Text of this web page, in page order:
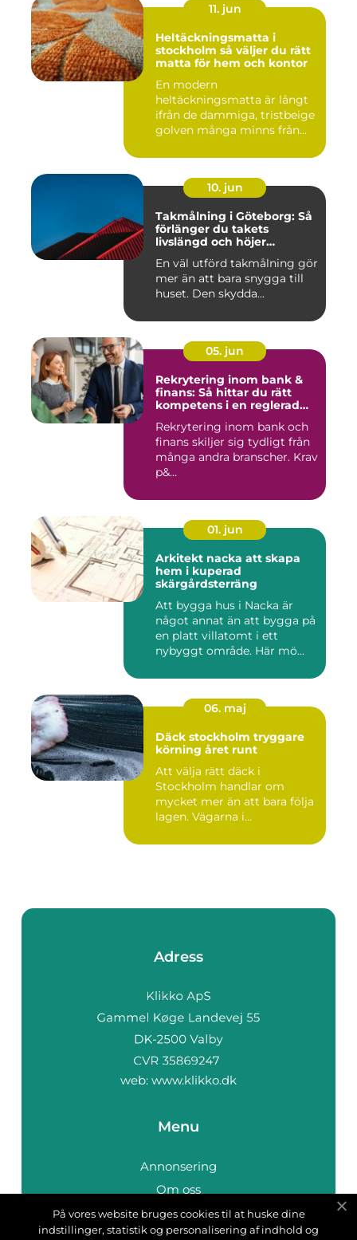
11. jun
Heltäckningsmatta i
stockholm så väljer du rätt
matta för hem och kontor
En modern
heltäckningsmatta är långt
ifrån de dammiga, tristbeige
golven många minns från
10. jun
Takmålning i Göteborg: Så
förlänger du takets
livslängd och höjer
En väl utförd takmålning gör
mer än att bara snygga till
huset. Den skydda...
05. jun
Rekrytering inom bank &
finans: Så hittar du rätt
kompetens i en reglerad
Rekrytering inom bank och
finans skiljer sig tydligt från
många andra branscher. Krav
p&...
01. jun
Arkitekt nacka att skapa
hem i kuperad
skärgårdsterräng
Att bygga hus i Nacka är
något annat än att bygga på
en platt villatomt i ett
nybyggt område. Här mö...
06. maj
Däck stockholm tryggare
körning året runt
Att välja rätt däck i
Stockholm handlar om
mycket mer än att bara följa
lagen. Vägarna i
Adress
web: www.klikko.dk
Menu
Annonsering
Om oss
Cookies
Kontakta oss
På vores website bruges cookies til at huske dine
indstillinger, statistik og personalisering af indhold og